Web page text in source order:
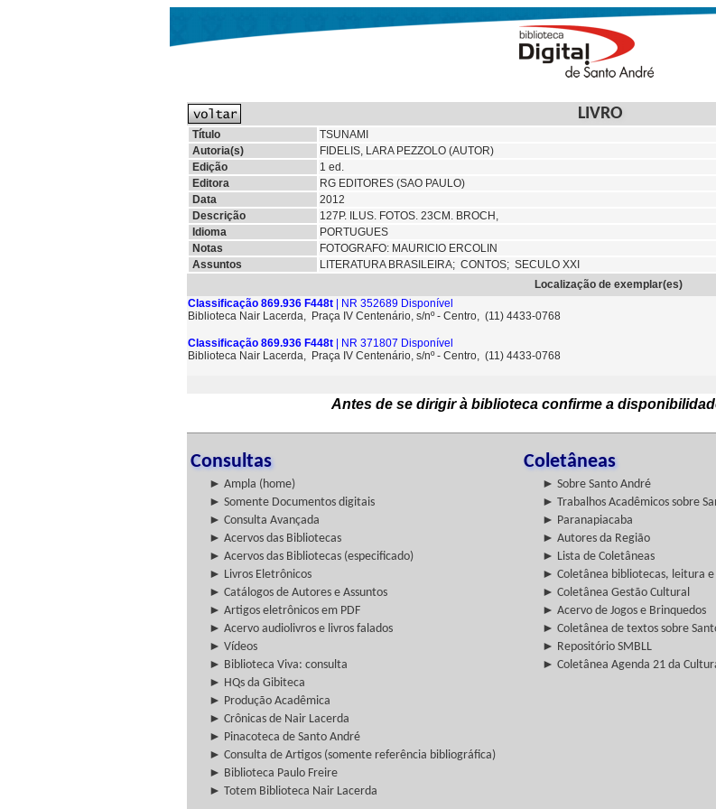
LIVRO
Título
TSUNAMI
Autoria(s)
FIDELIS, LARA PEZZOLO (AUTOR)
Edição
1 ed.
Editora
RG EDITORES (SAO PAULO)
Data
2012
Descrição
127P. ILUS. FOTOS. 23CM. BROCH,
Idioma
PORTUGUES
Notas
FOTOGRAFO: MAURICIO ERCOLIN
Assuntos
LITERATURA BRASILEIRA; CONTOS; SECULO XXI
Localização de exemplar(es)
Classificação 869.936 F448t | NR 352689 Disponível
Biblioteca Nair Lacerda, Praça IV Centenário, s/nº - Centro, (11) 4433-0768
Classificação 869.936 F448t | NR 371807 Disponível
Biblioteca Nair Lacerda, Praça IV Centenário, s/nº - Centro, (11) 4433-0768
Antes de se dirigir à biblioteca confirme a
Consultas Coletâneas
► Ampla (home) ► Sobre Santo André
► Somente Documentos digitais
► Trabalhos Acadêmicos sobre
► Consulta Avançada
► Paranapiacaba
► Acervos das Bibliotecas
► Autores da Região
► Acervos das Bibliotecas (especificado)
► Lista de Coletâneas
► Livros Eletrônicos
► Coletânea bibliotecas, leitura
► Catálogos de Autores e Assuntos
► Coletânea Gestão Cultural
► Artigos eletrônicos em PDF
► Acervo de Jogos e Brinquedos
► Acervo audiolivros e livros falados
► Coletânea de textos sobre
► Vídeos
► Repositório SMBLL
► Biblioteca Viva: consulta
► Coletânea Agenda 21 da
► HQs da Gibiteca
► Produção Acadêmica
► Crônicas de Nair Lacerda
► Pinacoteca de Santo André
► Consulta de Artigos (somente referência bibliográfica)
► Biblioteca Paulo Freire
► Totem Biblioteca Nair Lacerda